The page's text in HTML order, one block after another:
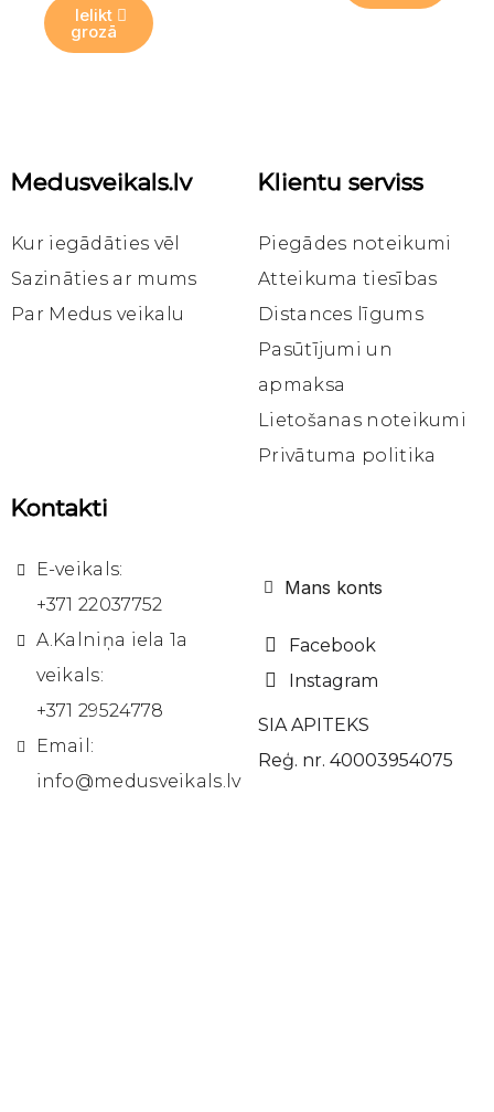
Ielikt
grozā
Bišu vaska ziede "Smaida" ar smiltsērkšķu eļļu 10g
4,45 €
Ielikt
Bišu vaska ziede "Evija-Bite" ar medu un smiltsērkšķu eļļu, 10g
3,45 €
Ielikt
Bišu vaska ziede "Evija-Bite" ar medu un smiltsērkšķu eļļu, 30g
5,45 €
Ielikt
Medusveikals.lv
Kur iegādāties vēl
Sazināties ar mums
Par Medus veikalu
Klientu serviss
Piegādes noteikumi
Atteikuma tiesības
Distances līgums
Pasūtījumi un
apmaksa
Lietošanas noteikumi
Privātuma politika
Kontakti
E-veikals:
+371 22037752
A.Kalniņa iela 1a
veikals:
+371 29524778
Email:
info@medusveikals.lv
Mans konts
Facebook
Instagram
SIA APITEKS
Reģ. nr. 40003954075